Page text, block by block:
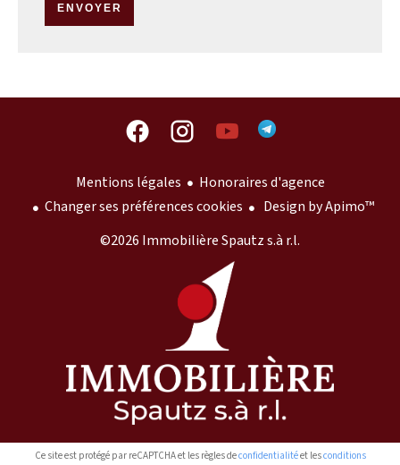
ENVOYER
Mentions légales
Honoraires d'agence
Changer ses préférences cookies
Design byApimo™
©2026 Immobilière Spautz s.à r.l.
Ce site est protégé par reCAPTCHA et les règles deconfidentialitéet lesconditions